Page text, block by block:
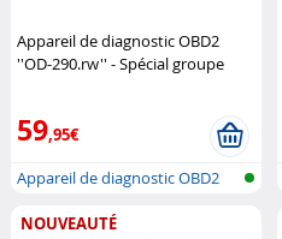
Appareil de diagnostic OBD2
''OD-290.rw'' - Spécial groupe
59,95€
Appareil de diagnostic OBD2
NOUVEAUTÉ